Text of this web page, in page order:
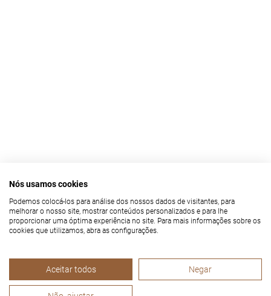
Nós usamos cookies
Podemos colocá-los para análise dos nossos dados de visitantes, para
melhorar o nosso site, mostrar conteúdos personalizados e para lhe
proporcionar uma óptima experiência no site. Para mais informações sobre os
cookies que utilizamos, abra as configurações.
Aceitar todos Negar